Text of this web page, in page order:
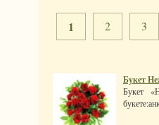
1 2 3
Букет
Букет